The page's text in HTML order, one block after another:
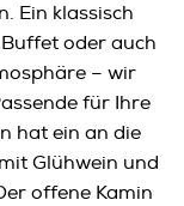
Ein klassisch
oder auch
– wir
für Ihre
hat ein an die
Glühwein und
offene Kamin